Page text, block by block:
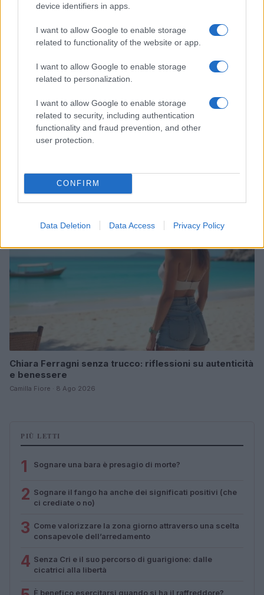
device identifiers in apps.
I want to allow Google to enable storage
related to functionality of the website or app.
I want to allow Google to enable storage
related to personalization.
I want to allow Google to enable storage
related to security, including authentication
functionality and fraud prevention, and other
user protection.
CONFIRM
Data Deletion Data Access Privacy Policy
Ricette di mare estive: primi piatti veloci e ricchi di
Camilla Fiore · 8 Ago 2026
Chiara Ferragni senza trucco: riflessioni su autenticità
e benessere
Camilla Fiore · 8 Ago 2026
PIÙ LETTI
1 Sognare una bara è presagio di morte?
2 Sognare il fango ha anche dei significati positivi (che
ci crediate o no)
3 Come valorizzare la zona giorno attraverso una scelta
consapevole dell’arredamento
4 Senza Cri e il suo percorso di guarigione: dalle
cicatrici alla libertà
È benefico esercitarsi quando si ha il raffreddore?